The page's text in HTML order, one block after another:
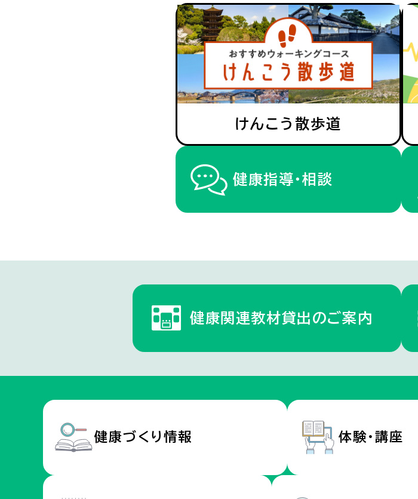
けんこう散歩道
健康指導・相談
健康関連教材貸出のご案内
健康づくり情報 体験・講座